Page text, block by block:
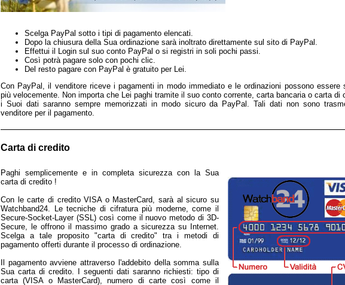
Scelga PayPal sotto i tipi di pagamento elencati.
Dopo la chiusura della Sua ordinazione sarà inoltrato direttamente sul sito di PayPal.
Effettui il Login sul suo conto PayPal o si registri in soli pochi passi.
Così potrà pagare solo con pochi clic.
Del resto pagare con PayPal è gratuito per Lei.
Con PayPal, il venditore riceve i pagamenti in modo immediato e le ordinazioni possono essere
più velocemente. Non importa che Lei paghi tramite il suo conto corrente, carta bancaria o carta di
i Suoi dati saranno sempre memorizzati in modo sicuro da PayPal. Tali dati non sono
venditore per il pagamento.
Carta di credito
Paghi semplicemente e in completa sicurezza con la Sua
carta di credito !
Con le carte di credito VISA o MasterCard, sarà al sicuro su
Watchband24. Le tecniche di cifratura più moderne, come il
Secure-Socket-Layer (SSL) così come il nuovo metodo di 3D-
Secure, le offrono il massimo grado a sicurezza su Internet.
Scelga a tale proposito "carta di credito" tra i metodi di
pagamento offerti durante il processo di ordinazione.
Il pagamento avviene attraverso l'addebito della somma sulla
Sua carta di credito. I seguenti dati saranno richiesti: tipo di
carta (VISA o MasterCard), numero di carte così come il